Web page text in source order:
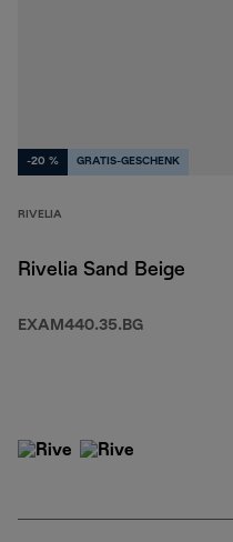
-20 % GRATIS-GESCHENK
RIVELIA
Rivelia Sand Beige
EXAM440.35.BG